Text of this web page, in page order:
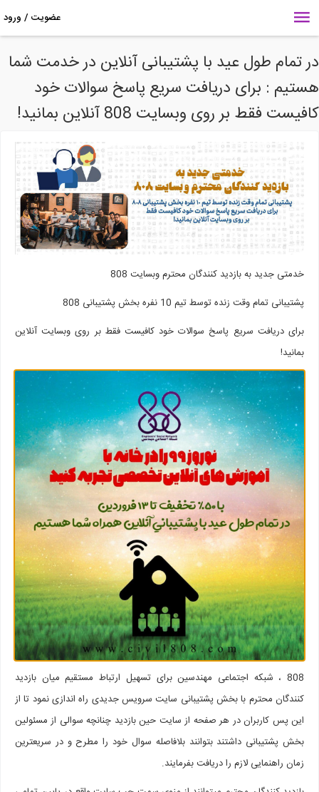
تمام طول عید با پشتیبانی آنلاین در خدمت شما
: برای دریافت سریع پاسخ سوالات خود
فقط بر روی وبسایت 808 آنلاین بمانید!
خدمتی جدید به بازدید کنندگان محترم وبسایت 808
پشتیبانی تمام وقت زنده توسط تیم 10 نفره بخش پشتیبانی 808
برای دریافت سریع پاسخ سوالات خود کافیست فقط بر روی وبسایت آنلاین
بمانید!
808 ، شبکه اجتماعی مهندسین برای تسهیل ارتباط مستقیم میان بازدید
کنندگان محترم با بخش پشتیبانی سایت سرویس جدیدی راه اندازی نمود تا از
این پس کاربران در هر صفحه از سایت حین بازدید چنانچه سوالی از مسئولین
بخش پشتیبانی داشتند بتوانند بلافاصله سوال خود را مطرح و در سریعترین
زمان راهنمایی لازم را دریافت بفرمایند.